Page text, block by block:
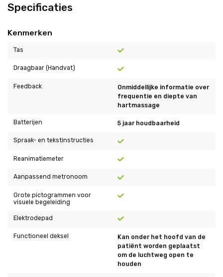
Specificaties
Kenmerken
Tas
Draagbaar (Handvat)
Feedback
Onmiddellijke informatie over
frequentie en diepte van
hartmassage
Batterijen 5 jaar houdbaarheid
Spraak- en tekstinstructies
Reanimatiemeter
Aanpassend metronoom
Grote pictogrammen voor
visuele begeleiding
Elektrodepad
Functioneel deksel
Kan onder het hoofd van de
patiënt worden geplaatst
om de luchtweg open te
houden